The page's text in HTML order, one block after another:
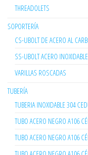
THREADOLETS
SOPORTERÍA
CS-UBOLT DE ACERO AL
SS-UBOLT ACERO
VARILLAS ROSCADAS
TUBERÍA
TUBERIA INOXIDABLE 304
TUBO ACERO NEGRO A106
TUBO ACERO NEGRO A106